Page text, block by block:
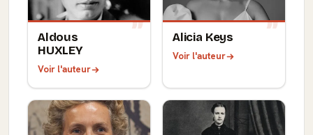
Aldous
HUXLEY
Voir l'auteur
Alicia Keys
Voir l'auteur